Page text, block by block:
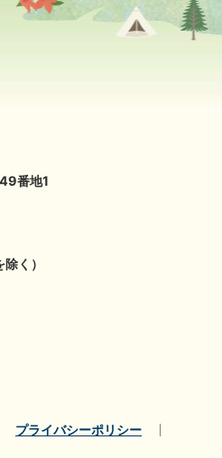
番地1
く）
プライバシーポリシー